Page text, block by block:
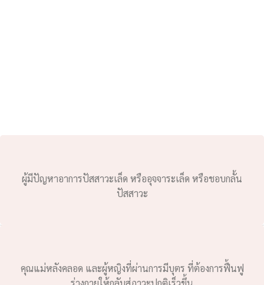
ผู้มีปัญหาอาการปัสสาวะเล็ด หรืออุจจาระเล็ด หรือชอบกลั้น
ปัสสาวะ
คุณแม่หลังคลอด และผู้หญิงที่ผ่านการมีบุตร ที่ต้องการฟื้นฟู